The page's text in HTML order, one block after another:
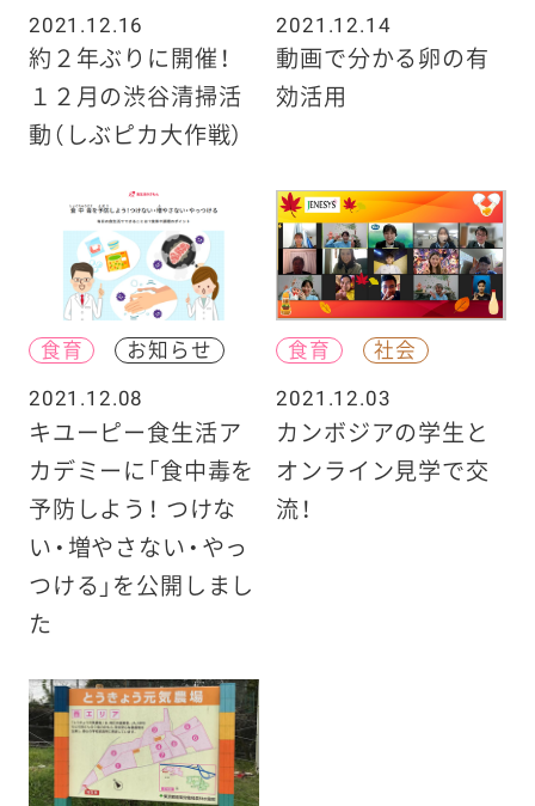
2021.12.16
約２年ぶりに開催！
１２月の渋谷清掃活
動（しぶピカ大作戦）
2021.12.14
動画で分かる卵の有
効活用
食育
お知らせ
2021.12.08
キユーピー食生活ア
カデミーに「食中毒を
予防しよう！ つけな
い・増やさない・やっ
つける」を公開しまし
た
食育
社会
2021.12.03
カンボジアの学生と
オンライン見学で交
流！